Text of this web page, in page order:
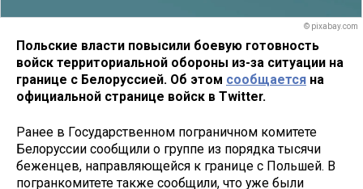
© pixabay.com
Польские власти повысили боевую готовность
войск территориальной обороны из-за ситуации на
границе с Белоруссией. Об этом сообщается на
официальной странице войск в Twitter.
Ранее в Государственном пограничном комитете
Белоруссии сообщили о группе из порядка тысячи
беженцев, направляющейся к границе с Польшей. В
погранкомитете также сообщили, что уже были